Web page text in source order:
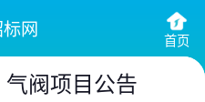
网
首页
气阀项目公告